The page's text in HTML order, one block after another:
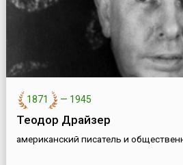
1871 — 1945
Теодор Драйзер
американский писатель и